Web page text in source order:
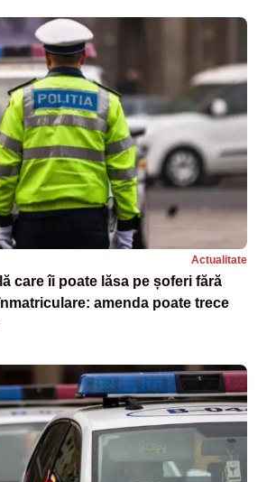
Actualitate
care îi poate lăsa pe șoferi fără
amenda poate trece